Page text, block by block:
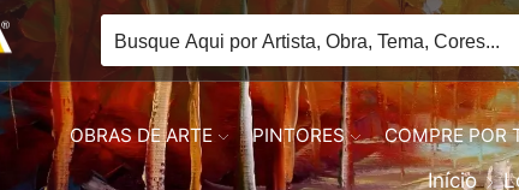
OBRAS DE ARTE PINTORES COMPRE POR
Início